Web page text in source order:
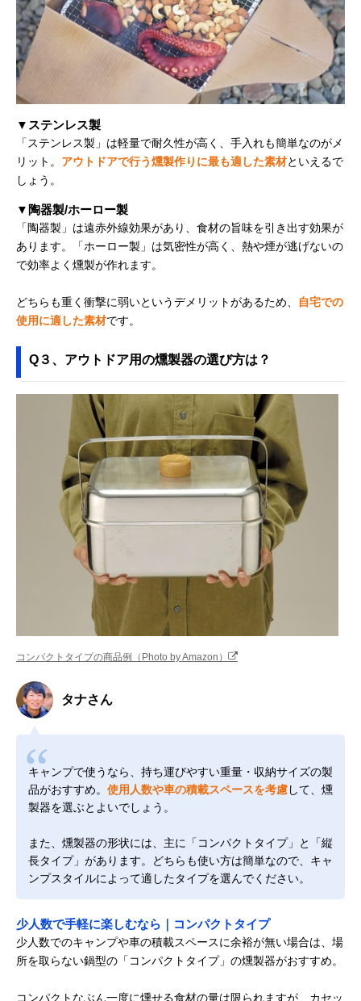
▼ステンレス製
「ステンレス製」は軽量で耐久性が高く、手入れも簡単なのがメ
リット。 アウトドアで行う燻製作りに最も適した素材といえるで
しょう。
▼陶器製/ホーロー製
「陶器製」は遠赤外線効果があり、食材の旨味を引き出す効果が
あります。「ホーロー製」は気密性が高く、熱や煙が逃げないの
で効率よく燻製が作れます。
どちらも重く衝撃に弱いというデメリットがあるため、
自宅での
使用に適した素材です。
Q３、アウトドア用の燻製器の選び方は？
コンパクトタイプの商品例（Photo by Amazon）
タナさん
キャンプで使うなら、持ち運びやすい重量・収納サイズの製
品がおすすめ。 使用人数や車の積載スペースを考慮して、燻
製器を選ぶとよいでしょう。
また、燻製器の形状には、主に「コンパクトタイプ」と「縦
長タイプ」があります。どちらも使い方は簡単なので、キャ
ンプスタイルによって適したタイプを選んでください。
少人数で手軽に楽しむなら｜コンパクトタイプ
少人数でのキャンプや車の積載スペースに余裕が無い場合は、場
所を取らない鍋型の「コンパクトタイプ」の燻製器がおすすめ。
コンパクトなぶん一度に燻せる食材の量は限られますが、カセッ